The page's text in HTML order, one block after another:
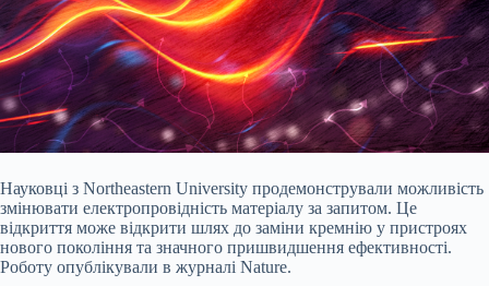
Науковці з Northeastern University продемонстрували можливість
змінювати електропровідність матеріалу за запитом. Це
відкриття може відкрити шлях до заміни кремнію у пристроях
нового покоління та значного пришвидшення ефективності.
Роботу опублікували в журналі Nature.